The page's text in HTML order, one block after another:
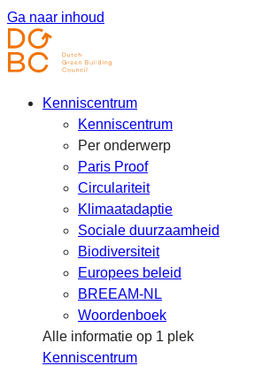
Ga naar inhoud
Kenniscentrum
Kenniscentrum
Per onderwerp
Paris Proof
Circulariteit
Klimaatadaptie
Sociale duurzaamheid
Biodiversiteit
Europees beleid
BREEAM-NL
Woordenboek
Alle informatie op 1 plek
Kenniscentrum